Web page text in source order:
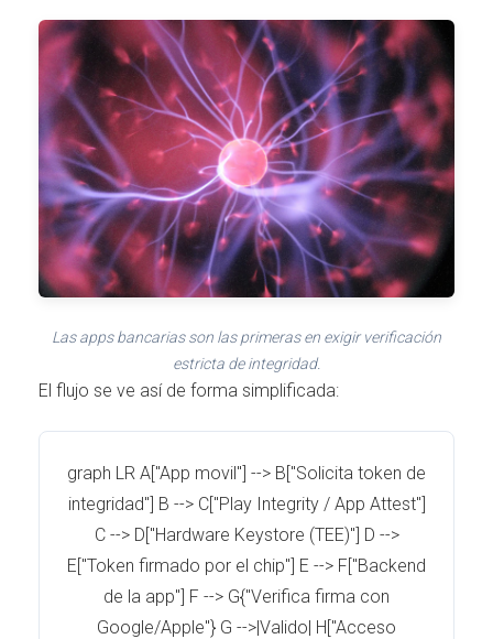
Las apps bancarias son las primeras en exigir verificación
estricta de integridad.
El flujo se ve así de forma simplificada:
graph LR A["App movil"] --> B["Solicita token de
integridad"] B --> C["Play Integrity / App Attest"]
C --> D["Hardware Keystore (TEE)"] D -->
E["Token firmado por el chip"] E --> F["Backend
de la app"] F --> G{"Verifica firma con
Google/Apple"} G -->|Valido| H["Acceso